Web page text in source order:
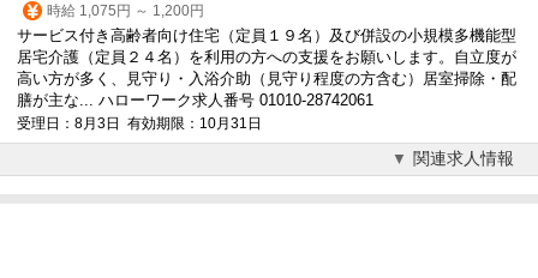
時給 1,075円 ～ 1,200円
サービス付き高齢者向け住宅（定員１９名）及び併設の小規模多機能型
居宅介護（定員２４名）を利用の方への支援をお願いします。自立度が
高い方が多く、
見守り ・入浴介助（ 見守り 程度の方含む）居室掃除・配
膳が主な... ハローワーク求人番号 01010-28742061
受理日：8月3日 有効期限：10月31日
関連求人情報